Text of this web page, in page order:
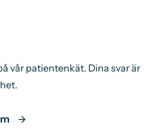
vår patientenkät. Dina svar är